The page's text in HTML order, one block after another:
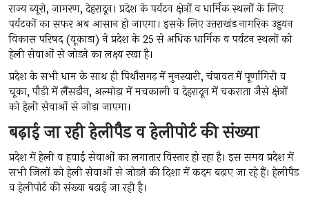
राज्य ब्यूरो, जागरण, देहरादून। प्रदेश के पर्यटन क्षेत्रों व धार्मिक स्थलों के लिए
पर्यटकों का सफर अब आसान हो जाएगा। इसके लिए उत्तराखंड नागरिक उड्डयन
विकास परिषद (यूकाडा) ने प्रदेश के 25 से अधिक धार्मिक व पर्यटन स्थलों को
हेली सेवाओं से जोडऩे का लक्ष्य रखा है।
प्रदेश के सभी धाम के साथ ही पिथौरागढ़ में मुनस्यारी, चंपावत में पूर्णागिरी व
चूका, पौड़ी में लैंसडौन, अल्मोड़ा में मचकाली व देहरादून में चकराता जैसे क्षेत्रों
को हेली सेवाओं से जोड़ा जाएगा।
बढ़ाई जा रही हेलीपैड व हेलीपोर्ट की संख्या
प्रदेश में हेली व हवाई सेवाओं का लगातार विस्तार हो रहा है। इस समय प्रदेश में
सभी जिलों को हेली सेवाओं से जोडऩे की दिशा में कदम बढ़ाए जा रहे हैं। हेलीपैड
व हेलीपोर्ट की संख्या बढ़ाई जा रही है।